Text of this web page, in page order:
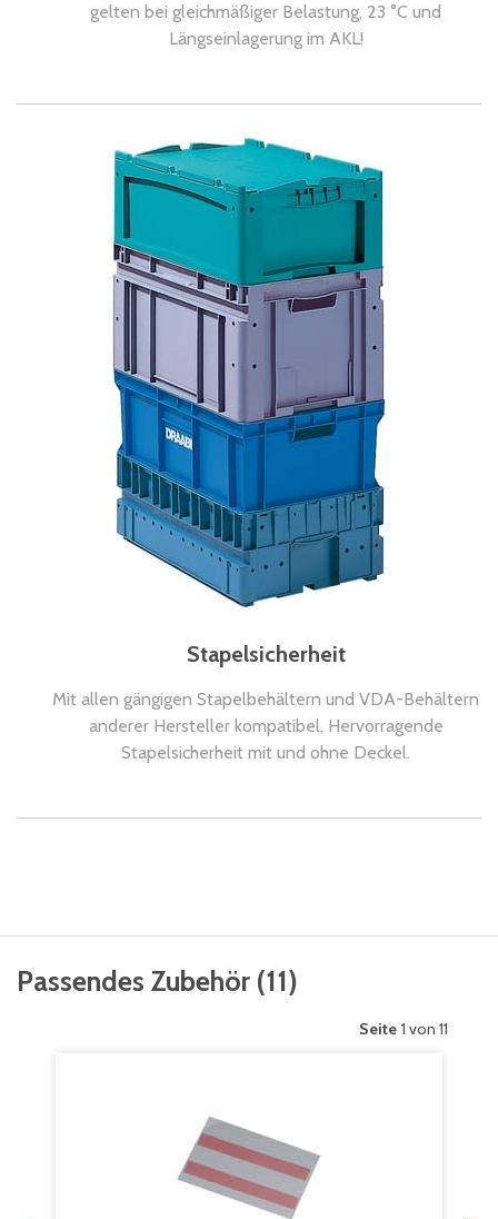
gelten bei gleichmäßiger Belastung, 23 °C und
Längseinlagerung im AKL!
Stapelsicherheit
Mit allen gängigen Stapelbehältern und VDA-Behältern
anderer Hersteller kompatibel. Hervorragende
Stapelsicherheit mit und ohne Deckel.
Passendes Zubehör (11)
Seite 1 von 11